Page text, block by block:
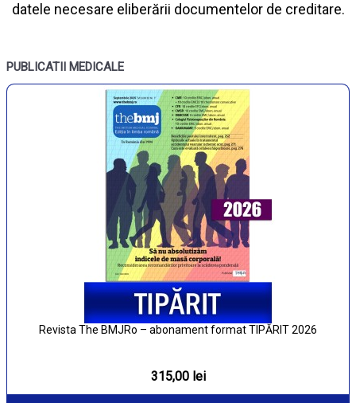
datele necesare eliberării documentelor de creditare.
PUBLICATII MEDICALE
Revista The BMJRo – abonament format TIPĂRIT 2026
315,00 lei